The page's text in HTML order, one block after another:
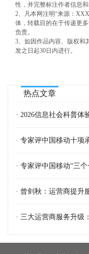
性，并完整标注作者信息和
2、凡本网注明“来源：
体，转载目的在于传递更
负责。
3、如因作品内容、版权和
发之日起30日内进行。
热点文章
· 2026信息社会科普体
· 专家评中国移动十项
· 专家评中国移动“三
· 曾剑秋：运营商提升
· 三大运营商服务升级